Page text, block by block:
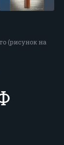
(рисунок на